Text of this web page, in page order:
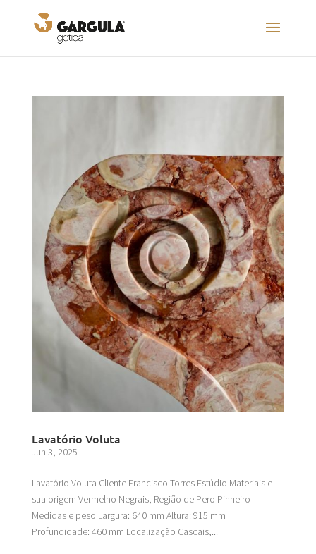
Lavatório Voluta
Jun 3, 2025
Lavatório Voluta Cliente Francisco Torres Estúdio Materiais e
sua origem Vermelho Negrais, Região de Pero Pinheiro
Medidas e peso Largura: 640 mm Altura: 915 mm
Profundidade: 460 mm Localização Cascais,...